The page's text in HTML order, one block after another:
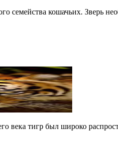
семейства кошачьих. Зверь
века тигр был широко